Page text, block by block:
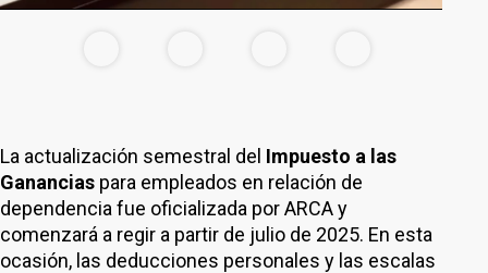
La actualización semestral del Impuesto a las
Ganancias para empleados en relación de
dependencia fue oficializada por ARCA y
comenzará a regir a partir de julio de 2025. En esta
ocasión, las deducciones personales y las escalas